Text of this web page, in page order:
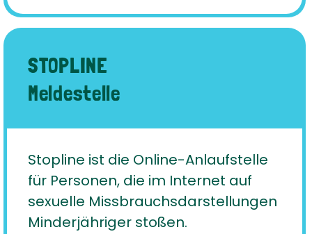
STOPLINE
Meldestelle
Stopline ist die Online-Anlaufstelle
für Personen, die im Internet auf
sexuelle Missbrauchsdarstellungen
Minderjähriger stoßen.